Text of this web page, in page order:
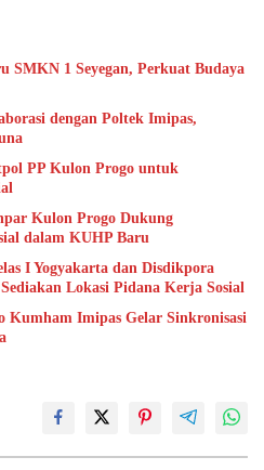
SMKN 1 Seyegan, Perkuat Budaya
dengan Poltek Imipas,
PP Kulon Progo untuk
Kulon Progo Dukung
dalam KUHP Baru
I Yogyakarta dan Disdikpora
Lokasi Pidana Kerja Sosial
Kumham Imipas Gelar Sinkronisasi